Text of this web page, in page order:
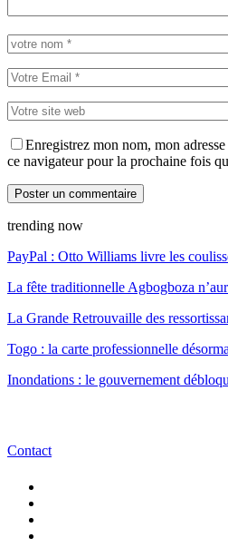
Enregistrez mon nom, mon
ce navigateur pour la prochaine fois
trending now
PayPal : Otto Williams livre les
La fête traditionnelle Agbogboza
La Grande Retrouvaille des
Togo : la carte professionnelle
Inondations : le gouvernement
Contact